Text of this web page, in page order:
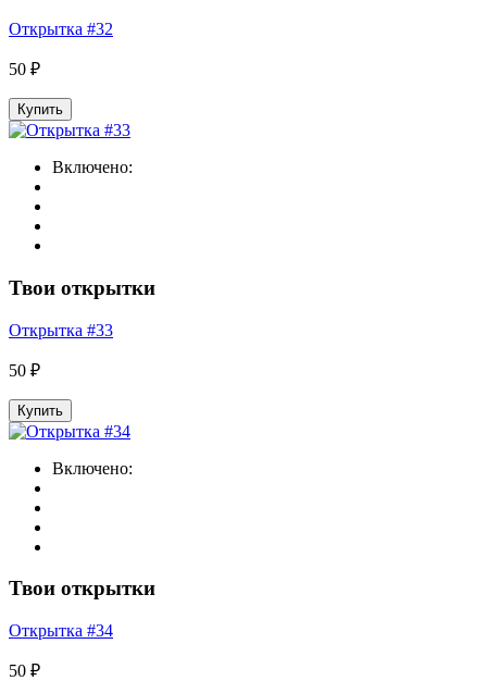
Открытка #32
50 ₽
Купить
Включено:
Твои открытки
Открытка #33
50 ₽
Купить
Включено:
Твои открытки
Открытка #34
50 ₽